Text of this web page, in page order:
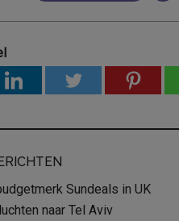
Sundeals in UK
naar Tel Aviv